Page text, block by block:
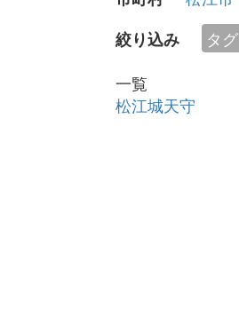
絞り込み タグ
一覧
松江城天守